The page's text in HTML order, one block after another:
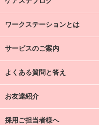
ワークステーションとは
サービスのご案内
よくある質問と答え
お友達紹介
採用ご担当者様へ